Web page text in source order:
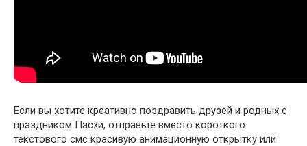
Если вы хотите креативно поздравить друзей и родных с
праздником Пасхи, отправьте вместо короткого
текстового смс красивую анимационную открытку или